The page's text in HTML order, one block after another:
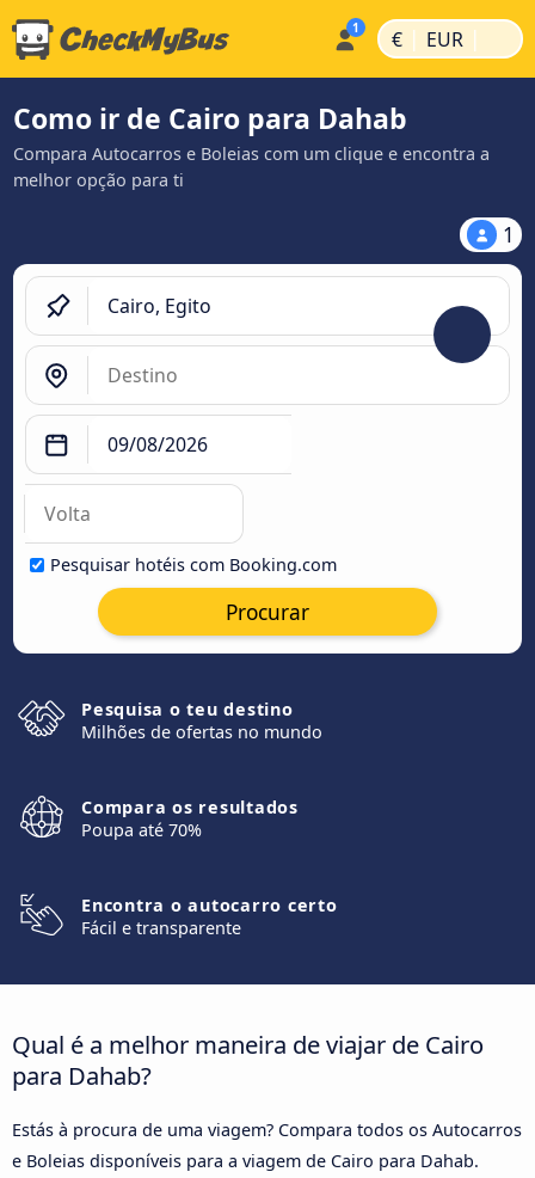
€ | EUR |
Como ir de Cairo para Dahab
Compara Autocarros e Boleias com um clique e encontra a
melhor opção para ti
1
Pesquisar hotéis com Booking.com
Procurar
Pesquisa o teu destino
Milhões de ofertas no mundo
Compara os resultados
Poupa até 70%
Encontra o autocarro certo
Fácil e transparente
Qual é a melhor maneira de viajar de Cairo
para Dahab?
Estás à procura de uma viagem? Compara todos os Autocarros
e Boleias disponíveis para a viagem de Cairo para Dahab.